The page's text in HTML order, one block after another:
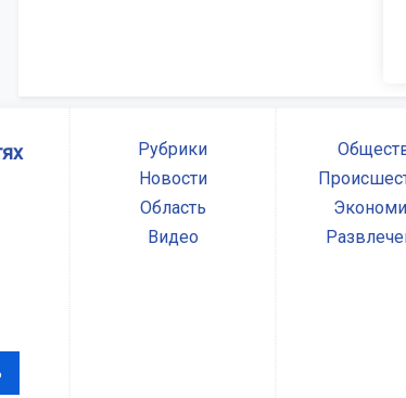
Рубрики
Новости
Область
Видео